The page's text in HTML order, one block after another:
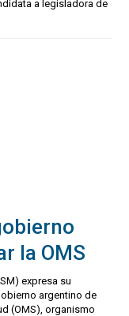
a legisladora de
la OMS
expresa su
argentino de
(OMS), organismo